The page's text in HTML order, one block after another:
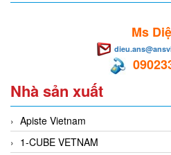
Ms
Nhà sản xuất
Apiste Vietnam
1-CUBE VETNAM